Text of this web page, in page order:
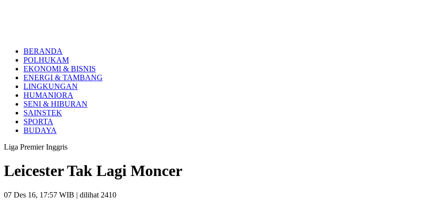
BERANDA
POLHUKAM
EKONOMI & BISNIS
ENERGI & TAMBANG
LINGKUNGAN
HUMANIORA
SENI & HIBURAN
SAINSTEK
SPORTA
BUDAYA
Liga Premier Inggris
Leicester Tak Lagi Moncer
07 Des 16, 17:57 WIB | dilihat 2410